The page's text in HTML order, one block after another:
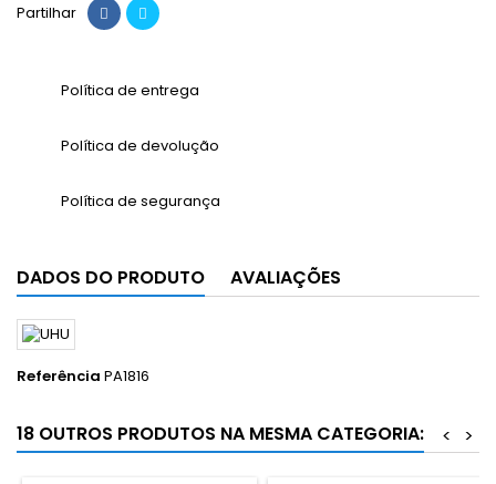
Partilhar
Política de entrega
Política de devolução
Política de segurança
DADOS DO PRODUTO AVALIAÇÕES
Referência PA1816
18 OUTROS PRODUTOS NA MESMA CATEGORIA: >
<